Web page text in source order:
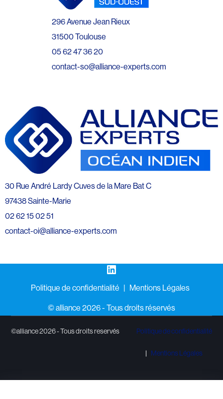
296 Avenue Jean Rieux
31500 Toulouse
05 62 47 36 20
contact-so@alliance-experts.com
30 Rue André Lardy Cuves de la Mare Bat C
97438 Sainte-Marie
02 62 15 02 51
contact-oi@alliance-experts.com
LinkedIn
Politique de confidentialité Mentions Légales
©️ alliance 2026 - Tous droits réservés
©alliance 2026 - Tous droits reservés Politique de confidentialité
Mentions Légales